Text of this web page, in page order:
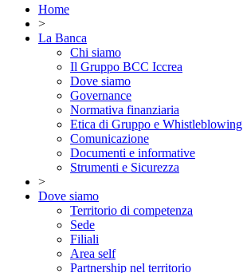
Home
>
La Banca
Chi siamo
Il Gruppo BCC Iccrea
Dove siamo
Governance
Normativa finanziaria
Etica di Gruppo e Whistleblowing
Comunicazione
Documenti e informative
Strumenti e Sicurezza
>
Dove siamo
Territorio di competenza
Sede
Filiali
Area self
Partnership nel territorio